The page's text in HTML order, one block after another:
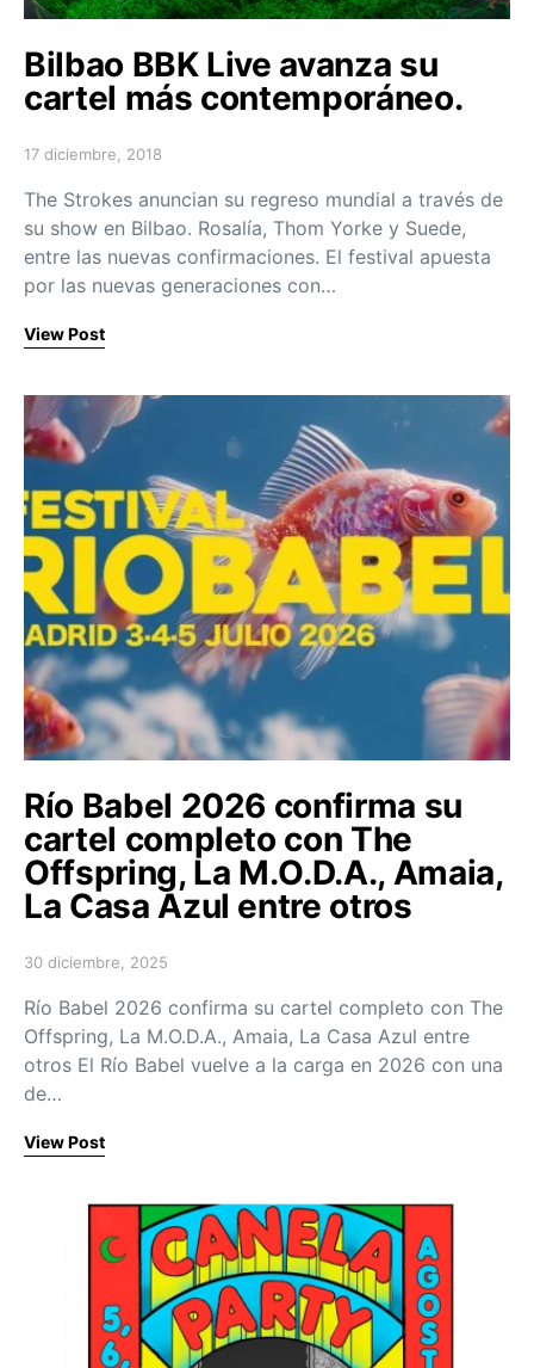
Bilbao BBK Live avanza su
cartel más contemporáneo.
Posted on
17 diciembre, 2018
The Strokes anuncian su regreso mundial a través de
su show en Bilbao. Rosalía, Thom Yorke y Suede,
entre las nuevas confirmaciones. El festival apuesta
por las nuevas generaciones con…
View Post
Río Babel 2026 confirma su
cartel completo con The
Offspring, La M.O.D.A., Amaia,
La Casa Azul entre otros
Posted on
30 diciembre, 2025
Río Babel 2026 confirma su cartel completo con The
Offspring, La M.O.D.A., Amaia, La Casa Azul entre
otros El Río Babel vuelve a la carga en 2026 con una
de…
View Post